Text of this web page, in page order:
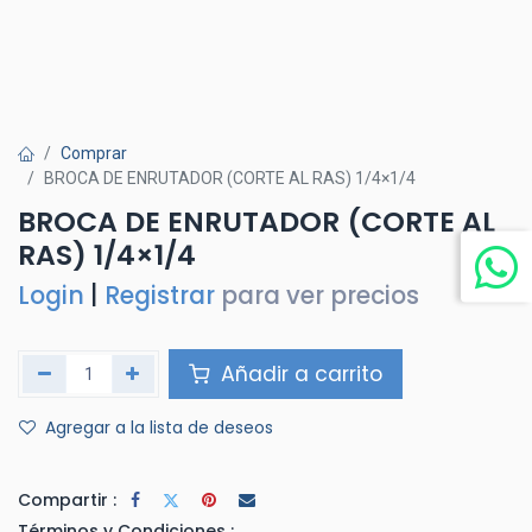
Comprar
BROCA DE ENRUTADOR (CORTE AL RAS) 1/4×1/4
BROCA DE ENRUTADOR (CORTE AL
RAS) 1/4×1/4
Login Registrar para ver precios
Añadir a carrito
Agregar a la lista de deseos
Compartir :